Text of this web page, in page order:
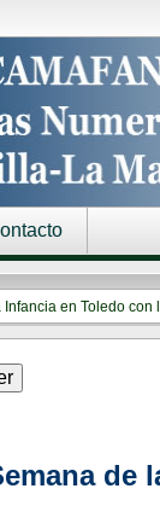
Infancia en Toledo
de